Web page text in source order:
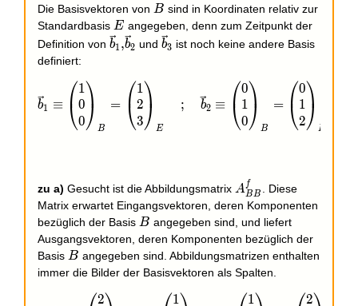
e_2
Die Basisvektoren von B
B sind in Koordinaten relativ zur
Standardbasis E
E angegeben, denn zum Zeitpunkt der
Definition von \vec
b1 ,b2 und \vec
b3 ist noch keine andere Basis
definiert:
\vec
b1 ≡ ⎝
⎛1
0
0⎠
⎞
B
= ⎝
⎛1
2
3⎠
⎞
E
; b2 ≡ ⎝
⎛0
1
0⎠
⎞
B
= ⎝
⎛0
1
2⎠
⎞
E
zu a) Gesucht ist die Abbildungsmatrix A_{BB}^f
ABB
f
. Diese
Matrix erwartet Eingangsvektoren, deren Komponenten
bezüglich der Basis B
B angegeben sind, und liefert
Ausgangsvektoren, deren Komponenten bezüglich der
Basis B
B angegeben sind. Abbildungsmatrizen enthalten
immer die Bilder der Basisvektoren als Spalten.
f(\vec
2
1
1
2